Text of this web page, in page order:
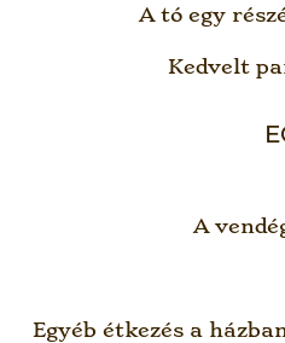
A tó egy
Kedvelt
A
Egyéb étkezés a